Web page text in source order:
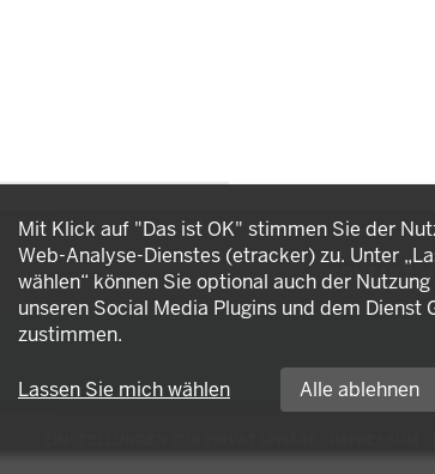
KONTAKT
Mit Klick auf "Das ist OK" stimmen Sie der
Web-Analyse-Dienstes (etracker) zu. Unter
wählen“ können Sie optional auch der
unseren Social Media Plugins und dem Dienst
zustimmen.
Lassen Sie mich wählen Alle ablehnen